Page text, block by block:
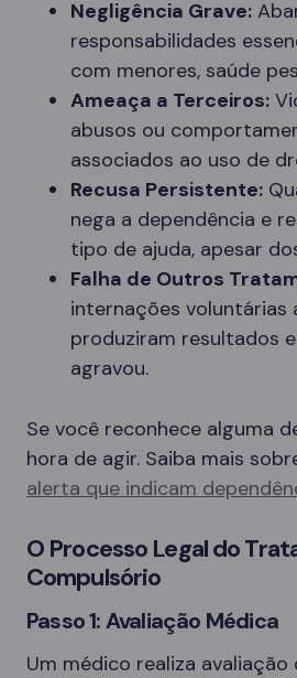
Negligência Grave:
responsabilidades
com menores, saúde
Ameaça a Terceiros:
abusos ou
associados ao uso de
Recusa Persistente:
nega a dependência e
tipo de ajuda, apesar
Falha de Outros
internações voluntárias
produziram resultados
agravou.
Se você reconhece alguma
hora de agir. Saiba mais
alerta que indicam
O Processo Legal do
Compulsório
Passo 1: Avaliação Médica
Um médico realiza avaliação